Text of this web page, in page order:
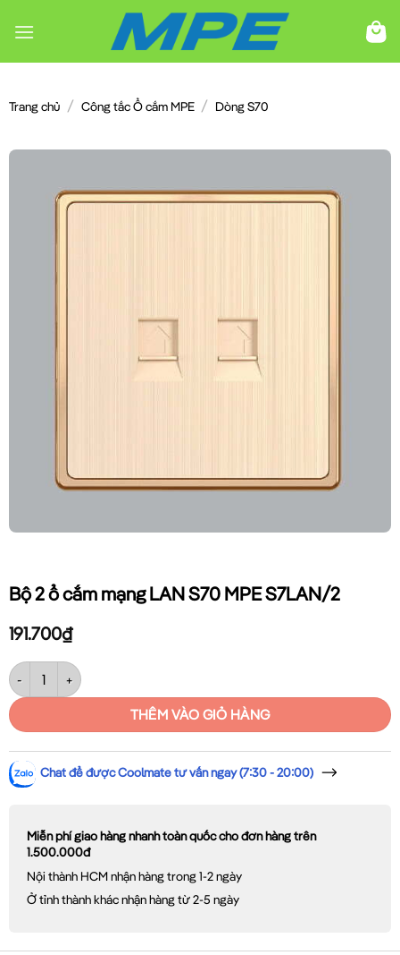
đến
Trang chủ / Công tắc Ổ cắm MPE / Dòng S70
Bộ 2 ổ cắm mạng LAN S70 MPE S7LAN/2
191.700₫
Bộ 2 ổ cắm mạng LAN S70 MPE S7LAN/2 số lượng
THÊM VÀO GIỎ HÀNG
Chat để được Coolmate tư vấn ngay (7:30 - 20:00)
Miễn phí giao hàng nhanh toàn quốc cho đơn hàng trên
1.500.000đ
Nội thành HCM nhận hàng trong 1-2 ngày
Ở tỉnh thành khác nhận hàng từ 2-5 ngày